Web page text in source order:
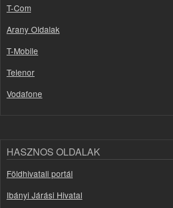
T-Com
Arany Oldalak
T-Mobile
Telenor
Vodafone
HASZNOS OLDALAK
Földhivatali portál
Ibányi Járási Hivatal